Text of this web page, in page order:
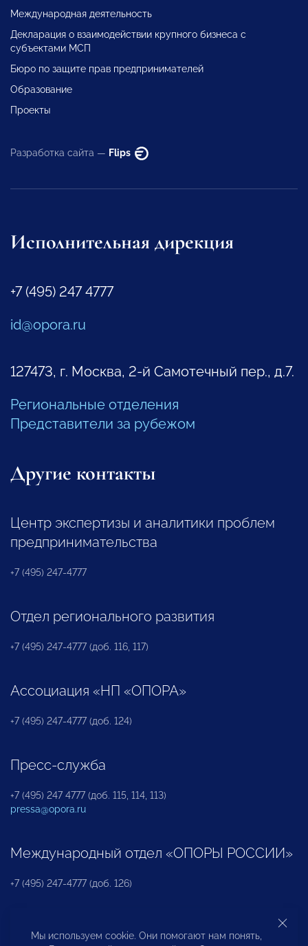
Международная деятельность
Декларация о взаимодействии крупного бизнеса с
субъектами МСП
Бюро по защите прав предпринимателей
Образование
Проекты
Разработка сайта — Flips
Исполнительная дирекция
+7 (495) 247 4777
id@opora.ru
127473, г. Москва, 2-й Самотечный пер., д.7.
Региональные отделения
Представители за рубежом
Другие контакты
Центр экспертизы и аналитики проблем
предпринимательства
+7 (495) 247-4777
Отдел регионального развития
+7 (495) 247-4777 (доб. 116, 117)
Ассоциация «НП «ОПОРА»
+7 (495) 247-4777 (доб. 124)
Пресс-служба
+7 (495) 247 4777 (доб. 115, 114, 113)
pressa@opora.ru
Международный отдел «ОПОРЫ РОССИИ»
+7 (495) 247-4777 (доб. 126)
Бюро по защите прав предпринимателей и
Мы используем cookie. Они помогают нам понять,